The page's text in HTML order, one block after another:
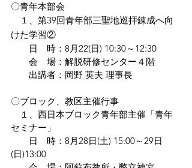
〇青年本部会
１、第39回青年部三聖地巡拝錬成へ向
けた学習②
日　時：8月22(日) 10:30～12:30
会　場：解脱研修センター４階
出講者：岡野 英夫 理事長
〇ブロック、教区主催行事
１、西日本ブロック青年部主催「青年
セミナー」
日　時：8月28日(土) 15:00～29日
(日)13:00